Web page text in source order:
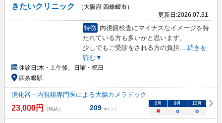
きたいクリニック
（大阪府 四條畷市）
更新日:2026.07.31
特徴 内視鏡検査にマイナスなイメージを持
たれている方も多いかと思います。
少しでもご受診をされる方の負担... 続きを
読む▼
休診日:木・土午後、日曜・祝日
四条畷駅
消化器・内視鏡専門医による大腸カメラドック
23,000円 （税込） 209 ポイント
8月 9月 10月
× ○ ○